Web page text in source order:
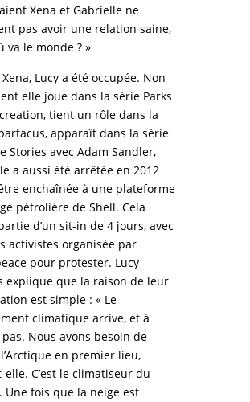
Xena et Gabrielle ne
pas avoir une relation saine,
va le monde ? »
Lucy a été occupée. Non
elle joue dans la série Parks
tient un rôle dans la
apparaît dans la série
Stories avec Adam Sandler,
a aussi été arrêtée en 2012
enchaînée à une plateforme
pétrolière de Shell. Cela
d’un sit-in de 4 jours, avec
activistes organisée par
pour protester. Lucy
explique que la raison de leur
est simple : « Le
climatique arrive, et à
Nous avons besoin de
en premier lieu,
elle. C’est le climatiseur du
Une fois que la neige est